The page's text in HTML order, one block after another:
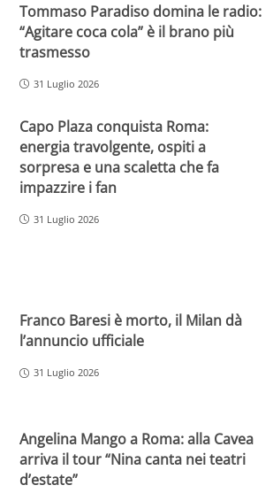
Tommaso Paradiso domina le radio:
“Agitare coca cola” è il brano più
trasmesso
31 Luglio 2026
Capo Plaza conquista Roma:
energia travolgente, ospiti a
sorpresa e una scaletta che fa
impazzire i fan
31 Luglio 2026
Franco Baresi è morto, il Milan dà
l’annuncio ufficiale
31 Luglio 2026
Angelina Mango a Roma: alla Cavea
arriva il tour “Nina canta nei teatri
d’estate”